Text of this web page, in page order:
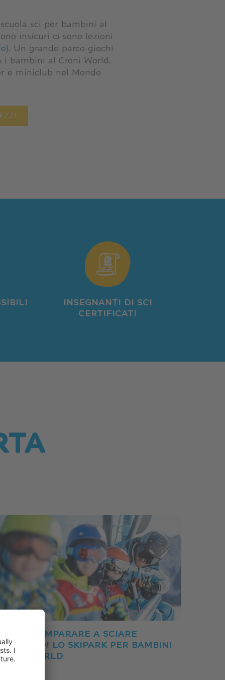
sci per bambini al
insicuri ci sono lezioni
). Un grande parco-giochi
i bambini al Croni World.
e miniclub nel Mondo
INSEGNANTI DI SCI
CERTIFICATI
FACILE IMPARARE A SCIARE
LO SKIPARK PER BAMBINI
WORLD